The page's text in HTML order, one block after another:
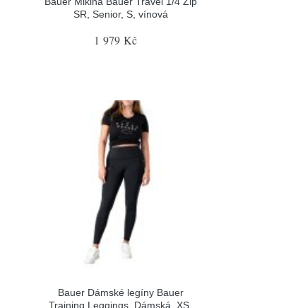
SR, Senior, S, vínová
1 979 Kč
Bauer Dámské legíny Bauer
Training Leggings, Dámská, XS,